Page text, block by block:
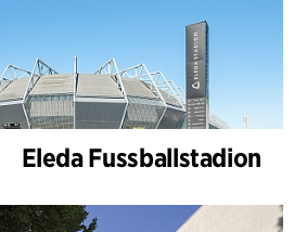
Eleda Fussballstadion